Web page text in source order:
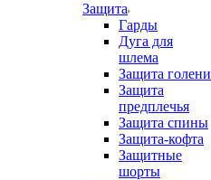
Защита
Гарды
Дуга для
шлема
Защита голени
Защита
предплечья
Защита спины
Защита-кофта
Защитные
шорты